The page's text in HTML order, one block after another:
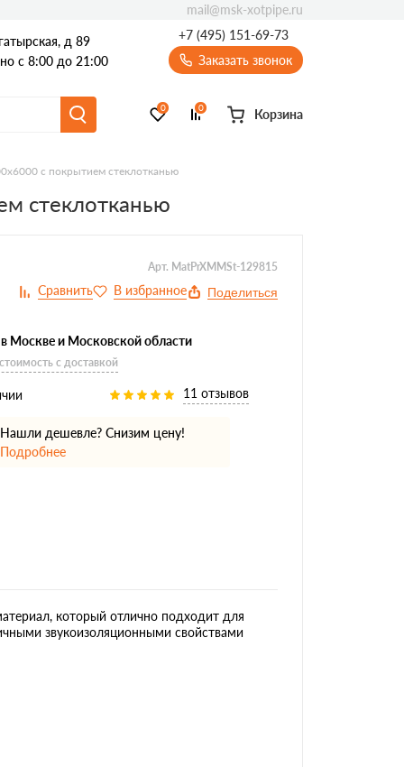
д 89
с 8:00 до 21:00
+7 (495) 151-69-73
Заказать звонок
0 0 Корзина
mail@msk-xotpipe.ru
с покрытием стеклотканью
стеклотканью
Арт. MatPrXMMSt-129815
Поделиться
Москве и Московской области
с доставкой
11 отзывов
Нашли дешевле? Снизим цену!
Подробнее
который отлично подходит для
звукоизоляционными свойствами